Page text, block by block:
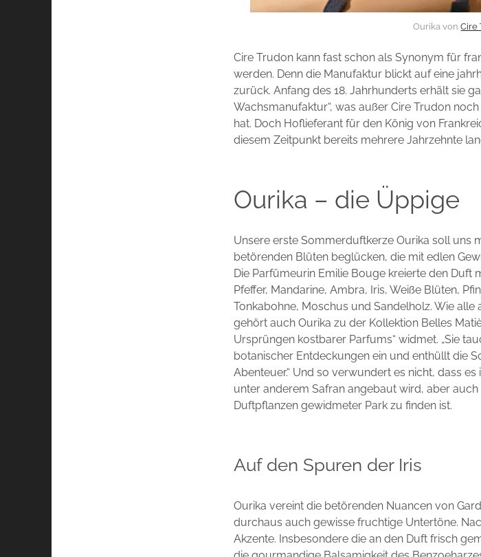
Ourika vonCire
Cire Trudon kann fast schon als Synonym für
werden. Denn die Manufaktur blickt auf eine
zurück. Anfang des 18. Jahrhunderts erhält sie
Wachsmanufaktur“, was außer Cire Trudon
hat. Doch Hoflieferant für den König von
diesem Zeitpunkt bereits mehrere Jahrzehnte
Ourika – die Üppige
Unsere erste Sommerduftkerze Ourika soll uns
betörenden Blüten beglücken, die mit edlen
Die Parfümeurin Emilie Bouge kreierte den Duft
Pfeffer, Mandarine, Ambra, Iris, Weiße Blüten,
Tonkabohne, Moschus und Sandelholz. Wie
gehört auch Ourika zu der Kollektion Belles
Ursprüngen kostbarer Parfums“ widmet. „Sie
botanischer Entdeckungen ein und enthüllt die
Abenteuer.“ Und so verwundert es nicht, dass
unter anderem Safran angebaut wird, aber
Duftpflanzen gewidmeter Park zu finden ist.
Auf den Spuren der Iris
Ourika vereint die betörenden Nuancen von
durchaus auch gewisse fruchtige Untertöne.
Akzente. Insbesondere die an den Duft frisch